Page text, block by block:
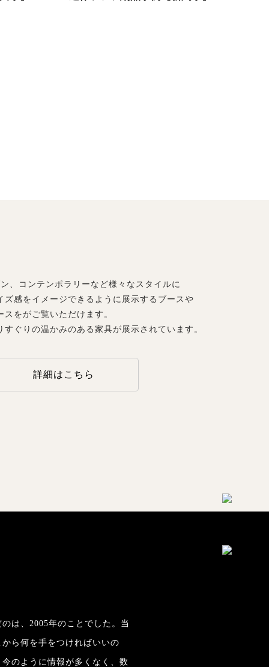
、コンテンポラリーなど様々なスタイルに
ズ感をイメージできるように展示するブースや
をがご覧いただけます。
ぐりの温かみのある家具が展示されています。
詳細はこちら
は、2005年のことでした。当
ら何を手をつければいいの
のように情報が多くなく、数